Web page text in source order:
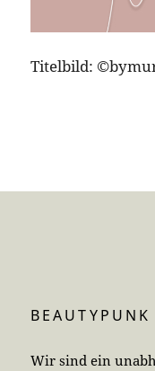
Titelbild:
BEAUTYPUNK
Wir sind ein